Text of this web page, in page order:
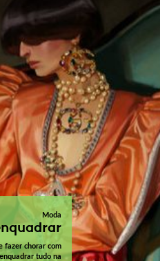
Moda
fazer chorar com
tudo na